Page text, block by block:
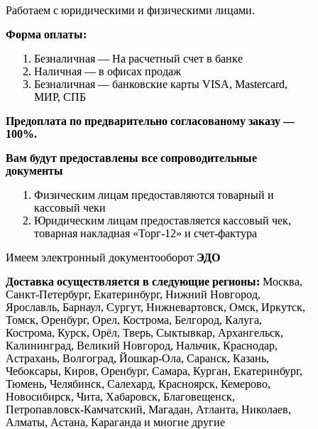
Работаем с юридическими и физическими лицами.
Форма оплаты:
Безналичная — На расчетный счет в банке
Наличная — в офисах продаж
Безналичная — банковские карты VISA, Mastercard,
МИР, СПБ
Предоплата по предварительно согласованому заказу —
100%.
Вам будут предоставлены все сопроводительные
документы
Физическим лицам предоставляются товарный и
кассовый чеки
Юридическим лицам предоставляется кассовый чек,
товарная накладная «Торг-12» и счет-фактура
Имеем электронный документооборот ЭДО
Доставка осуществляется в следующие регионы: Москва,
Санкт-Петербург, Екатеринбург, Нижний Новгород,
Ярославль, Барнаул, Сургут, Нижневартовск, Омск, Иркутск,
Томск, Оренбург, Орел, Кострома, Белгород, Калуга,
Кострома, Курск, Орёл, Тверь, Сыктывкар, Архангельск,
Калининград, Великий Новгород, Нальчик, Краснодар,
Астрахань, Волгоград, Йошкар-Ола, Саранск, Казань,
Чебоксары, Киров, Оренбург, Самара, Курган, Екатеринбург,
Тюмень, Челябинск, Салехард, Красноярск, Кемерово,
Новосибирск, Чита, Хабаровск, Благовещенск,
Петропавловск-Камчатский, Магадан, Атланта, Николаев,
Алматы, Астана, Караганда и многие другие